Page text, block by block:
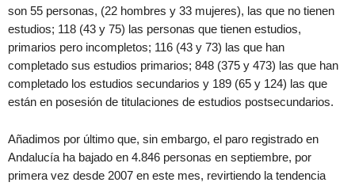
son 55 personas, (22 hombres y 33 mujeres), las que no tienen
estudios; 118 (43 y 75) las personas que tienen estudios,
primarios pero incompletos; 116 (43 y 73) las que han
completado sus estudios primarios; 848 (375 y 473) las que han
completado los estudios secundarios y 189 (65 y 124) las que
están en posesión de titulaciones de estudios postsecundarios.
Añadimos por último que, sin embargo, el paro registrado en
Andalucía ha bajado en 4.846 personas en septiembre, por
primera vez desde 2007 en este mes, revirtiendo la tendencia